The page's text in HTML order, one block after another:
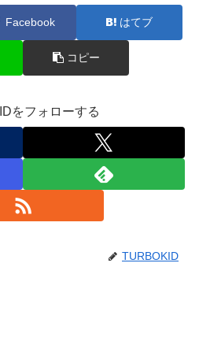
Facebook はてブ
コピー
をフォローする
TURBOKID